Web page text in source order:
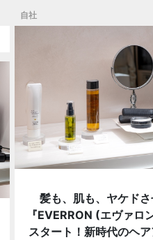
自社
髪も、肌も、ヤケド
『EVERRON (エヴァロ
スタート！新時代のヘ